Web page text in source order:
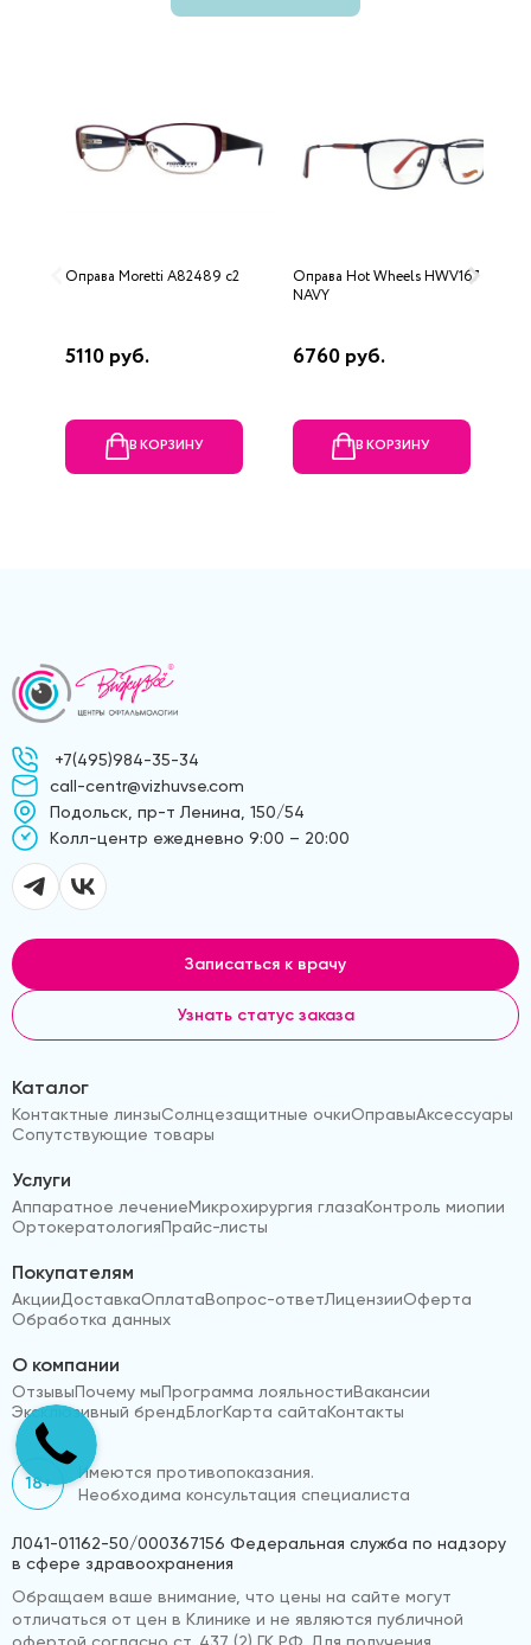
Оправа Moretti A82489 c2
5110 руб.
В КОРЗИНУ
Оправа Hot Wheels HWV167
NAVY
6760 руб.
В КОРЗИНУ
+7(495)984-35-34
call-centr@vizhuvse.com
Подольск, пр-т Ленина, 150/54
Kолл-центр ежедневно 9:00 – 20:00
Записаться к врачу
Узнать статус заказа
Каталог
Контактные линзыСолнцезащитные очкиОправыАксессуары
Сопутствующие товары
Услуги
Аппаратное лечениеМикрохирургия глазаКонтроль миопии
ОртокератологияПрайс-листы
Покупателям
АкцииДоставкаОплатаВопрос-ответЛицензииОферта
Обработка данных
О компании
ОтзывыПочему мыПрограмма лояльностиВакансии
Эксклюзивный брендБлогКарта сайтаКонтакты
18+
Имеются противопоказания.
Необходима консультация специалиста
Л041-01162-50/000367156 Федеральная служба по надзору
в сфере здравоохранения
Обращаем ваше внимание, что цены на сайте могут
отличаться от цен в Клинике и не являются публичной
офертой согласно ст. 437 (2) ГК РФ. Для получения